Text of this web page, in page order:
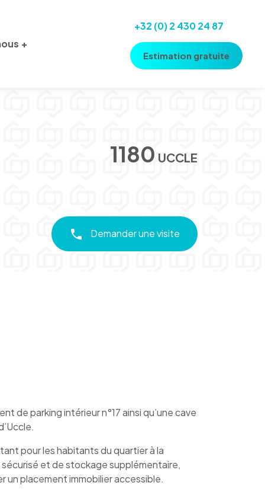
+32 (0) 2 430 24 87
Estimation gratuite
1180 UCCLE
Demander une visite
de parking intérieur n°17 ainsi qu’une cave
pour les habitants du quartier à la
et de stockage supplémentaire,
un placement immobilier accessible.